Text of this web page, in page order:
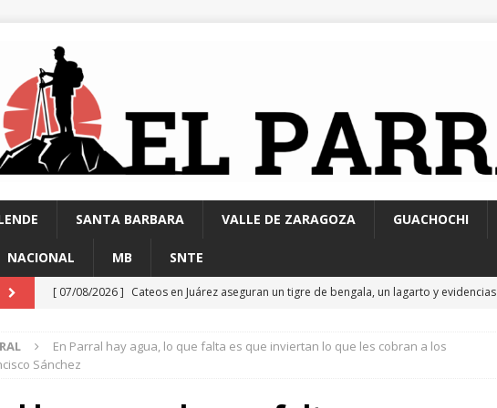
SANTA BARBARA VALLE DE ZARAGOZA GUACHOCHI
NACIONAL MB SNTE
[ 07/08/2026 ] Cateos en Juárez aseguran un tigre de bengala, un lagarto y evidencias
[ 06/08/2026 ] Alan Falomir se reúne con vecinos de El Saucito y lleva mensaje de
En Parral hay agua, lo que falta es que inviertan lo que les cobran a los
Sánchez